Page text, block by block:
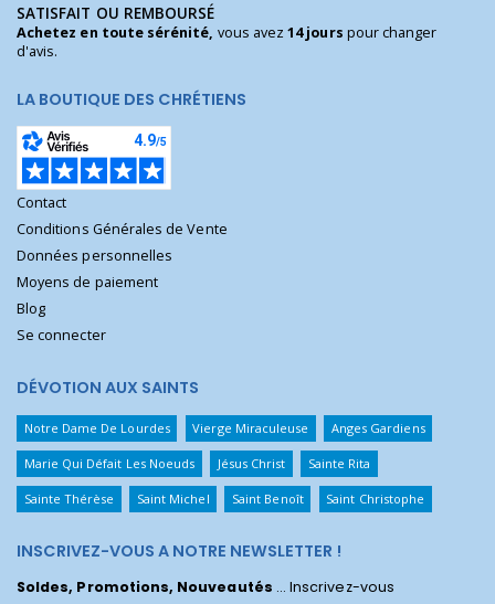
SATISFAIT OU REMBOURSÉ
Achetez en toute sérénité, vous avez14 jours pour changer
d'avis.
LA BOUTIQUE DES CHRÉTIENS
Contact
Conditions Générales de Vente
Données personnelles
Moyens de paiement
Blog
Se connecter
DÉVOTION AUX SAINTS
Notre Dame De Lourdes Vierge Miraculeuse Anges Gardiens
Marie Qui Défait Les Noeuds Jésus Christ Sainte Rita
Sainte Thérèse Saint Michel Saint Benoît Saint Christophe
INSCRIVEZ-VOUS A NOTRE NEWSLETTER !
Soldes, Promotions, Nouveautés ... Inscrivez-vous